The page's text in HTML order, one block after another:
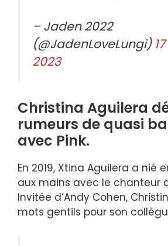
– Jaden 2022
(@JadenLoveLungi)
2023
Christina Aguilera
rumeurs de quasi
avec Pink.
En 2019, Xtina Aguilera a nié
aux mains avec le chanteur
Invitée d’Andy Cohen,
mots gentils pour son